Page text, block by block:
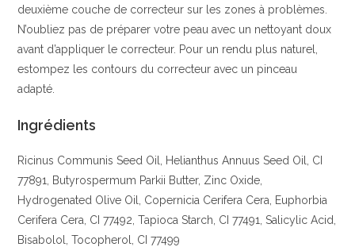
deuxième couche de correcteur sur les zones à problèmes.
N’oubliez pas de préparer votre peau avec un nettoyant doux
avant d’appliquer le correcteur. Pour un rendu plus naturel,
estompez les contours du correcteur avec un pinceau
adapté.
Ingrédients
Ricinus Communis Seed Oil, Helianthus Annuus Seed Oil, CI
77891, Butyrospermum Parkii Butter, Zinc Oxide,
Hydrogenated Olive Oil, Copernicia Cerifera Cera, Euphorbia
Cerifera Cera, CI 77492, Tapioca Starch, CI 77491, Salicylic Acid,
Bisabolol, Tocopherol, CI 77499